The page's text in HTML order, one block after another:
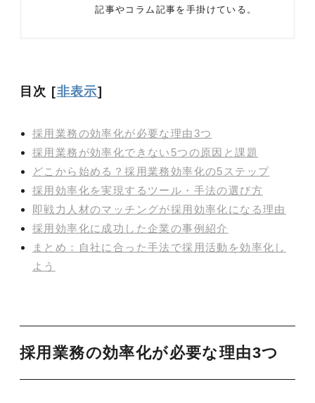
記事やコラム記事を手掛けている。
目次 [非表示]
採用業務の効率化が必要な理由3つ
採用業務が効率化できない5つの原因と課題
どこから始める？採用業務効率化の5ステップ
採用効率化を実現するツール・手法の選び方
即戦力人材のマッチングが採用効率化になる理由
採用効率化に成功した企業の事例紹介
まとめ：自社に合った手法で採用活動を効率化し
よう
採用業務の効率化が必要な理由3つ